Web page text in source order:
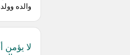
والده
لا يؤمن